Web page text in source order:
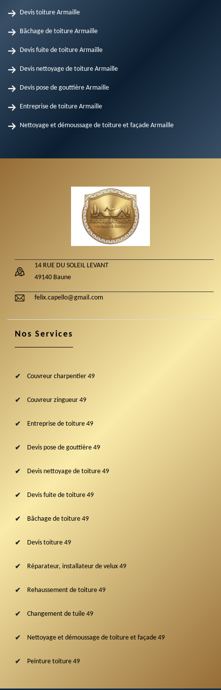
Devis toiture Armaille
Bâchage de toiture Armaille
Devis fuite de toiture Armaille
Devis nettoyage de toiture Armaille
Devis pose de gouttière Armaille
Entreprise de toiture Armaille
Nettoyage et démoussage de toiture et façade Armaille
14 RUE DU SOLEIL LEVANT
49140 Baune
felix.capello@gmail.com
Nos Services
Couvreur charpentier 49
Couvreur zingueur 49
Entreprise de toiture 49
Devis pose de gouttière 49
Devis nettoyage de toiture 49
Devis fuite de toiture 49
Bâchage de toiture 49
Devis toiture 49
Réparateur, installateur de velux 49
Rehaussement de toiture 49
Changement de tuile 49
Nettoyage et démoussage de toiture et façade 49
Peinture toiture 49